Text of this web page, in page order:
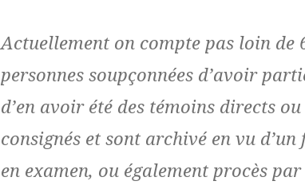
Actuellement on compte pas loin de
personnes soupçonnées d’avoir
d’en avoir été des témoins directs
consignés et sont archivé en vu
en examen, ou également procès